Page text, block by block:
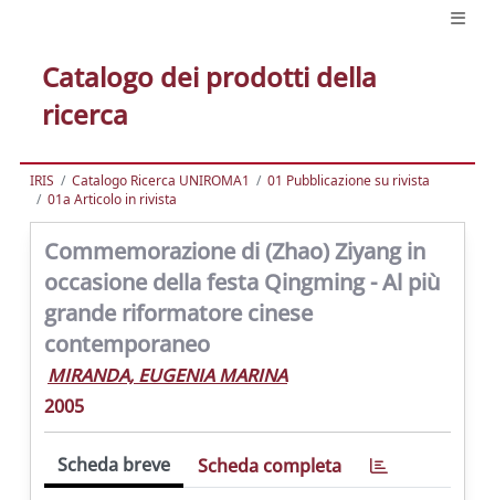
Catalogo dei prodotti della
ricerca
IRIS Catalogo Ricerca UNIROMA1
01 Pubblicazione su rivista
01a Articolo in rivista
Commemorazione di (Zhao) Ziyang in
occasione della festa Qingming - Al più
grande riformatore cinese
contemporaneo
MIRANDA, EUGENIA MARINA
2005
Scheda breve Scheda completa